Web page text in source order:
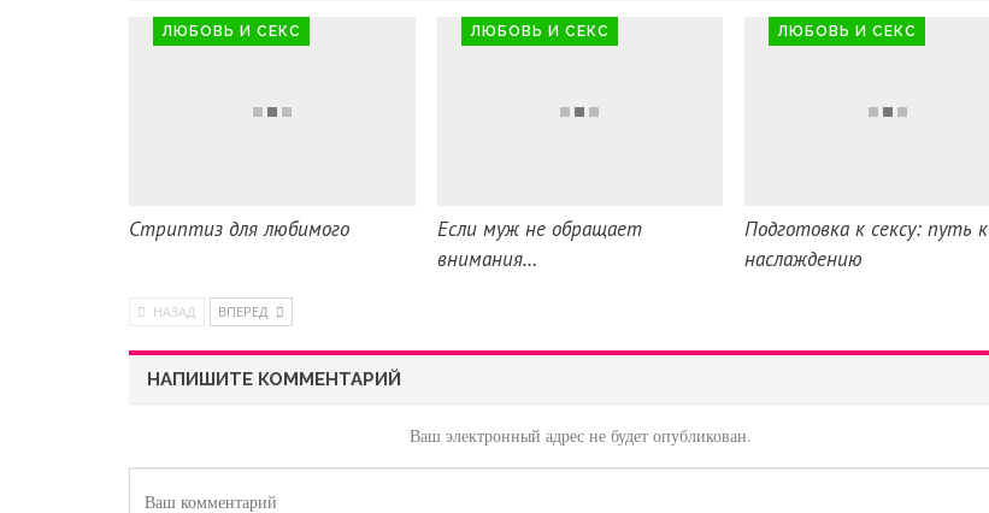
ЛЮБОВЬ И СЕКС
Стриптиз для любимого
ЛЮБОВЬ И СЕКС
Если муж не обращает
внимания…
ЛЮБОВЬ И СЕКС
Подготовка к сексу: путь к
наслаждению
НАЗАД ВПЕРЕД
НАПИШИТЕ КОММЕНТАРИЙ
Ваш электронный адрес не будет опубликован.